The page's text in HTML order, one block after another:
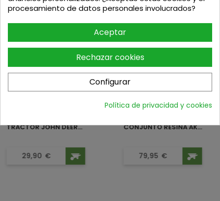
Podria interesarte
TRACTOR JOHN DEERE 5115M
Precio
29,90 €
CONJUNTO RESINA AKITA
Precio
79,95 €
procesamiento de datos personales involucrados?
Aceptar
Rechazar cookies
Configurar
Política de privacidad y cookies